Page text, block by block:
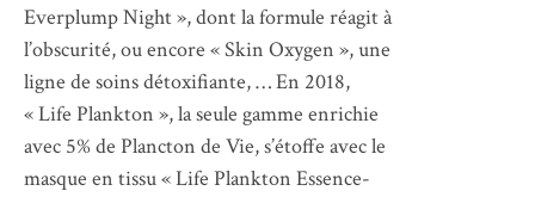
Everplump Night », dont la formule réagit à
l’obscurité, ou encore « Skin Oxygen », une
ligne de soins détoxifiante, … En 2018,
« Life Plankton », la seule gamme enrichie
avec 5% de Plancton de Vie, s’étoffe avec le
masque en tissu « Life Plankton Essence-